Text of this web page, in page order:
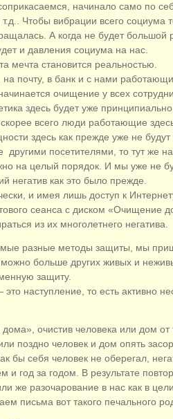
начинало само по
Чтобы вибрации всего социума
А когда не будет
и давления социума на нас.
становится реальностью.
почту, в банк и с нами
очищение у всех
здесь будет уже
всего люди работающие
здесь как прежде уже не
посетителями, то тут же
на целый порядок. И мы уже не
негатив как это было прежде.
и имея лишь доступ к
сеанса с диском «Очищение
из их многолетнего негатива.
разные методы защиты, мы
больше других живых и
защиту.
наступление, то есть активно
очистив человека или дом
поздно человек и дом опять
бы себя человек не оберегал,
и год за годом. В результате
же разочарование в нас как в
письма вот такого печального